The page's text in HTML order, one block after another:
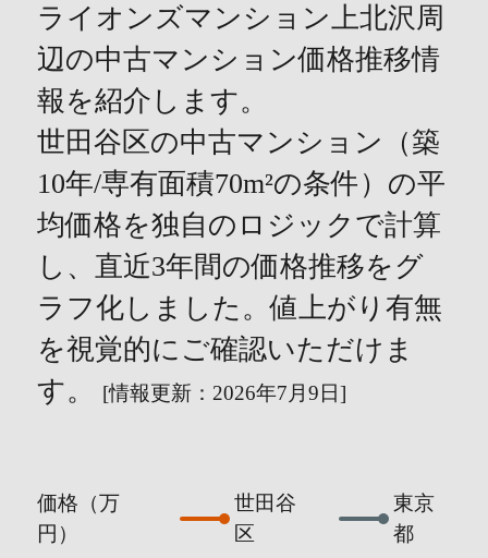
ライオンズマンション上北沢周
辺の中古マンション価格推移情
報を紹介します。
世田谷区の中古マンション（築
10年/専有面積70m²の条件）の平
均価格を独自のロジックで計算
し、直近3年間の価格推移をグ
ラフ化しました。値上がり有無
を視覚的にご確認いただけま
す。
[情報更新：2026年7月9日]
価格（万
円）
世田谷
区
東京
都